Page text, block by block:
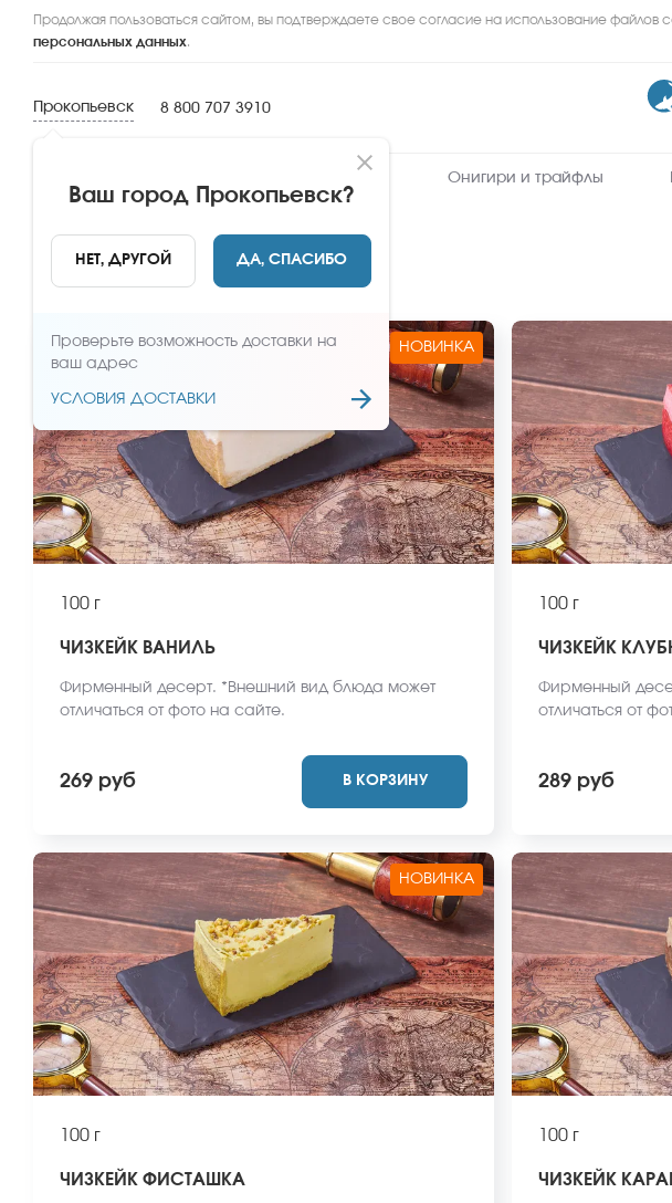
Продолжая пользоваться сайтом, вы подтверждаете свое согласие на использование файлов
персональных данных.
Прокопьевск
Ваш город Прокопьевск?
НЕТ, ДРУГОЙ ДА, СПАСИБО
Проверьте возможность доставки на
ваш адрес
УСЛОВИЯ ДОСТАВКИ
8 800 707 3910
Онигири и трайфлы
Десерты
НОВИНКА
100 г
ЧИЗКЕЙК ВАНИЛЬ
Фирменный десерт. *Внешний вид блюда может
отличаться от фото на сайте.
269 руб В КОРЗИНУ
100 г
ЧИЗКЕЙК
Фирменный
отличаться от
289 руб
НОВИНКА
100 г
ЧИЗКЕЙК ФИСТАШКА
100 г
ЧИЗКЕЙК